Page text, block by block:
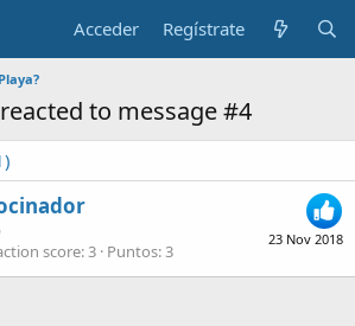
Acceder Regístrate
to message #4
23 Nov 2018
score 3 Puntos 3